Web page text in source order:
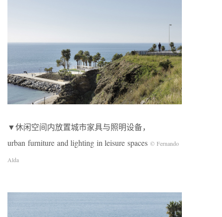
▼休闲空间内放置城市家具与照明设备，
urban furniture and lighting in leisure spaces © Fernando
Alda